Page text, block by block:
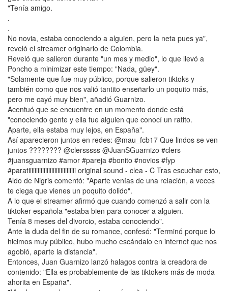
"Tenía amigo.
.
.
No novia, estaba conociendo a alguien, pero la neta pues ya",
reveló el streamer originario de Colombia.
Reveló que salieron durante "un mes y medio", lo que llevó a
Poncho a minimizar este tiempo: "Nada, güey".
"Solamente que fue muy público, porque salieron tiktoks y
también como que nos valió tantito enseñarlo un poquito más,
pero me cayó muy bien", añadió Guarnizo.
Acentuó que se encuentre en un momento donde está
"conociendo gente y ella fue alguien que conocí un ratito.
Aparte, ella estaba muy lejos, en España".
Así aparecieron juntos en redes: @mau_fcb17 Que lindos se ven
juntos ???????? @clersssss @JuanSGuarnizo #clers
#juansguarnizo #amor #pareja #bonito #novios #fyp
#paratiiiiiiiiiiiiiiiiiiiiiiiiiiiiiii original sound - clea - C Tras escuchar esto,
Aldo de Nigris comentó: "Aparte venías de una relación, a veces
te ciega que vienes un poquito dolido".
A lo que el streamer afirmó que cuando comenzó a salir con la
tiktoker española "estaba bien para conocer a alguien.
Tenía 8 meses del divorcio, estaba conociendo".
Ante la duda del fin de su romance, confesó: "Terminó porque lo
hicimos muy público, hubo mucho escándalo en internet que nos
agobió, aparte la distancia".
Entonces, Juan Guarnizo lanzó halagos contra la creadora de
contenido: "Ella es probablemente de las tiktokers más de moda
ahorita en España".